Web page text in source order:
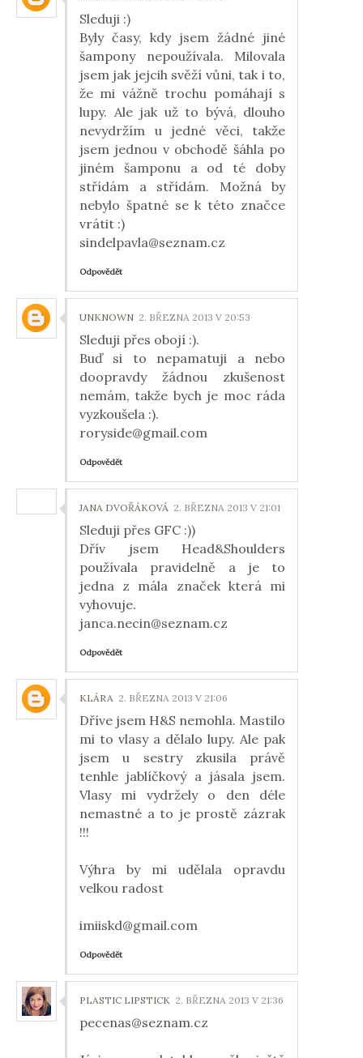
Sleduji :)
Byly časy, kdy jsem žádné jiné
šampony nepoužívala. Milovala
jsem jak jejcih svěží vůni, tak i to,
že mi vážně trochu pomáhají s
lupy. Ale jak už to bývá, dlouho
nevydržím u jedné věci, takže
jsem jednou v obchodě šáhla po
jiném šamponu a od té doby
střídám a střídám. Možná by
nebylo špatné se k této značce
vrátit :)
sindelpavla@seznam.cz
Odpovědět
UNKNOWN 2. BŘEZNA 2013 V 20:53
Sleduji přes obojí :).
Buď si to nepamatuji a nebo
doopravdy žádnou zkušenost
nemám, takže bych je moc ráda
vyzkoušela :).
roryside@gmail.com
Odpovědět
JANA DVOŘÁKOVÁ 2. BŘEZNA 2013 V 21:01
Sleduji přes GFC :))
Dřív jsem Head&Shoulders
používala pravidelně a je to
jedna z mála značek která mi
vyhovuje.
janca.necin@seznam.cz
Odpovědět
KLÁRA 2. BŘEZNA 2013 V 21:06
Dříve jsem H&S nemohla. Mastilo
mi to vlasy a dělalo lupy. Ale pak
jsem u sestry zkusila právě
tenhle jablíčkový a jásala jsem.
Vlasy mi vydržely o den déle
nemastné a to je prostě zázrak
!!!
Výhra by mi udělala opravdu
velkou radost
imiiskd@gmail.com
Odpovědět
PLASTIC LIPSTICK 2. BŘEZNA 2013 V 21:36
pecenas@seznam.cz